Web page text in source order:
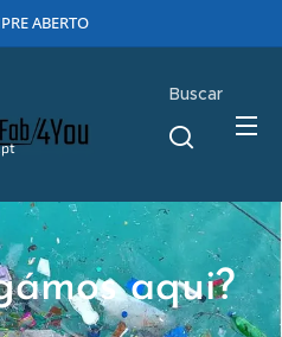
ABERTO
Buscar
aqui?